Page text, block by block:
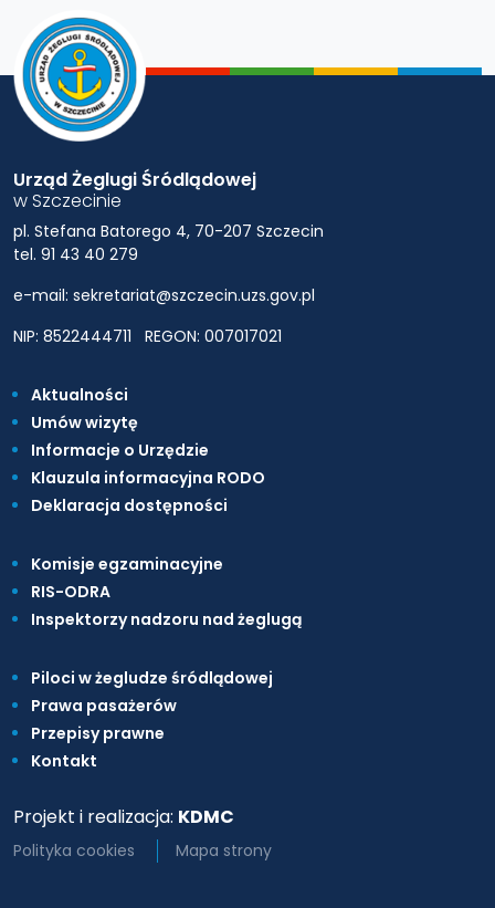
Urząd Żeglugi Śródlądowej
w Szczecinie
pl. Stefana Batorego 4, 70-207 Szczecin
tel. 91 43 40 279
e-mail: sekretariat@szczecin.uzs.gov.pl
NIP: 8522444711
REGON: 007017021
Aktualności
Umów wizytę
Informacje o Urzędzie
Klauzula informacyjna RODO
Deklaracja dostępności
Komisje egzaminacyjne
RIS-ODRA
Inspektorzy nadzoru nad żeglugą
Piloci w żegludze śródlądowej
Prawa pasażerów
Przepisy prawne
Kontakt
Projekt i realizacja: KDMC
Polityka cookies Mapa strony